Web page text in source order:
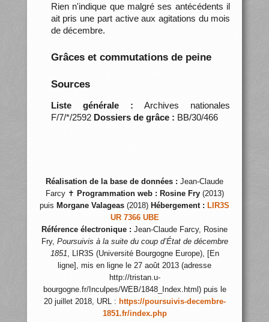
Rien n'indique que malgré ses antécédents il
ait pris une part active aux agitations du mois
de décembre.
Grâces et commutations de peine
Sources
Liste générale : Archives nationales
F/7/*/2592 Dossiers de grâce : BB/30/466
Réalisation de la base de données : Jean-Claude
Farcy ✝ Programmation web : Rosine Fry(2013)
puis Morgane Valageas (2018) Hébergement : LIR3S
UR 7366 UBE
Référence électronique : Jean-Claude Farcy, Rosine
Fry, Poursuivis à la suite du coup d’État de décembre
1851, LIR3S (Université Bourgogne Europe), [En
ligne], mis en ligne le 27 août 2013 (adresse
http://tristan.u-
bourgogne.fr/Inculpes/WEB/1848_Index.html) puis le
20 juillet 2018, URL : https://poursuivis-decembre-
1851.fr/index.php